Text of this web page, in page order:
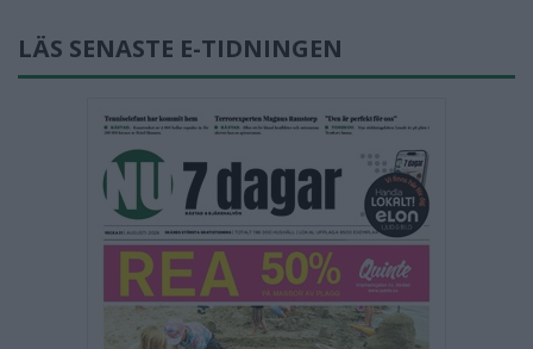
LÄS SENASTE E-TIDNINGEN